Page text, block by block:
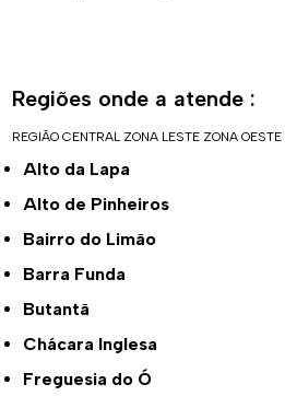
Regiões onde a atende :
REGIÃO CENTRAL ZONA LESTE ZONA OESTE
Alto da Lapa
Alto de Pinheiros
Bairro do Limão
Barra Funda
Butantã
Chácara Inglesa
Freguesia do Ó